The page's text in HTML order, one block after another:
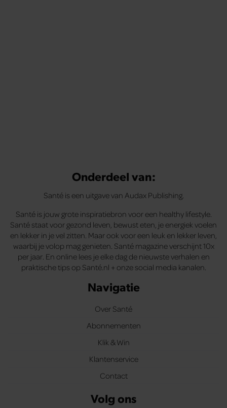
Onderdeel van:
Santé is een uitgave van Audax Publishing.
Santé is jouw grote inspiratiebron voor een healthy lifestyle.
Santé staat voor gezond leven, bewust eten, je energiek voelen
en lekker in je vel zitten. Maar ook voor een leuk en lekker leven,
waarbij je volop mag genieten. Santé magazine verschijnt 10x
per jaar. En online lees je elke dag de nieuwste verhalen en
praktische tips op Santé.nl + onze social media kanalen.
Navigatie
Over Santé
Abonnementen
Klik & Win
Klantenservice
Contact
Volg ons